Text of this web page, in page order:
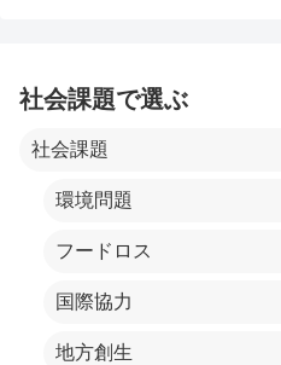
社会課題で選ぶ
社会課題
環境問題
フードロス
国際協力
地方創生